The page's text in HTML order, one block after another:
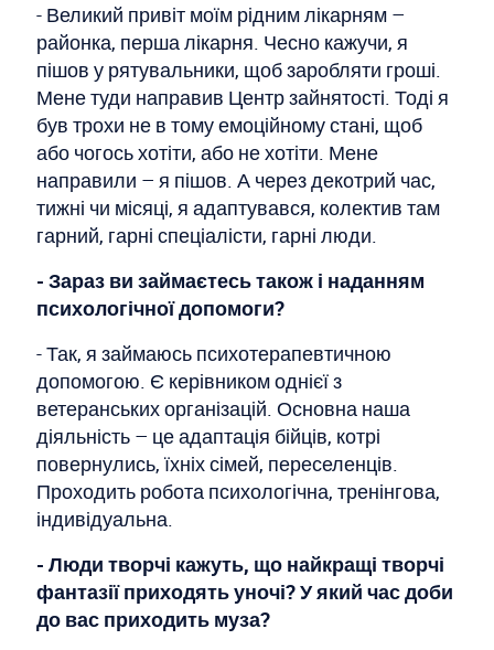
- Великий привіт моїм рідним лікарням –
районка, перша лікарня. Чесно кажучи, я
пішов у рятувальники, щоб заробляти гроші.
Мене туди направив Центр зайнятості. Тоді я
був трохи не в тому емоційному стані, щоб
або чогось хотіти, або не хотіти. Мене
направили – я пішов. А через декотрий час,
тижні чи місяці, я адаптувався, колектив там
гарний, гарні спеціалісти, гарні люди.
- Зараз ви займаєтесь також і наданням
психологічної допомоги?
- Так, я займаюсь психотерапевтичною
допомогою. Є керівником однієї з
ветеранських організацій. Основна наша
діяльність – це адаптація бійців, котрі
повернулись, їхніх сімей, переселенців.
Проходить робота психологічна, тренінгова,
індивідуальна.
- Люди творчі кажуть, що найкращі творчі
фантазії приходять уночі? У який час доби
до вас приходить муза?